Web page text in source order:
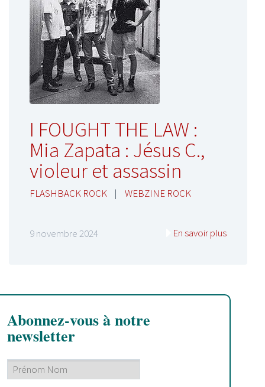
I FOUGHT THE LAW :
Mia Zapata : Jésus C.,
violeur et assassin
FLASHBACK ROCK | WEBZINE ROCK
9 novembre 2024 En savoir plus
Abonnez-vous à notre
newsletter